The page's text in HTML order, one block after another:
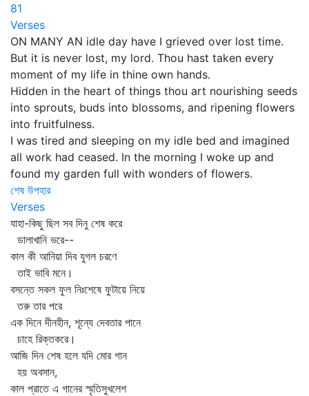
81
Verses
ON MANY AN idle day have I grieved over lost time.
But it is never lost, my lord. Thou hast taken every
moment of my life in thine own hands.
Hidden in the heart of things thou art nourishing seeds
into sprouts, buds into blossoms, and ripening flowers
into fruitfulness.
I was tired and sleeping on my idle bed and imagined
all work had ceased. In the morning I woke up and
found my garden full with wonders of flowers.
শেষ উপহার
Verses
যাহা-কিছু ছিল সব দিনু শেষ করে
ডালাখানি ভরে--
কাল কী আনিয়া দিব যুগল চরণে
তাই ভাবি মনে।
বসন্তে সকল ফুল নিঃশেষে ফুটায়ে নিয়ে
তরু তার পরে
এক দিনে দীনহীন, শূন্যে দেবতার পানে
চাহে রিক্তকরে।
আজি দিন শেষ হলে যদি মোর গান
হয় অবসান,
কাল প্রাতে এ গানের স্মৃতিসুখলেশ